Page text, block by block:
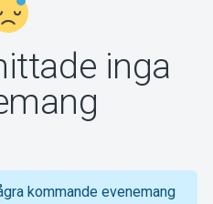
inga
kommande evenemang